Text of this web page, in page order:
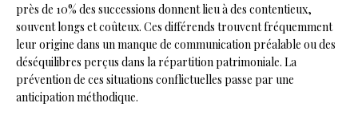
près de 10% des successions donnent lieu à des contentieux,
souvent longs et coûteux. Ces différends trouvent fréquemment
leur origine dans un manque de communication préalable ou des
déséquilibres perçus dans la répartition patrimoniale. La
prévention de ces situations conflictuelles passe par une
anticipation méthodique.